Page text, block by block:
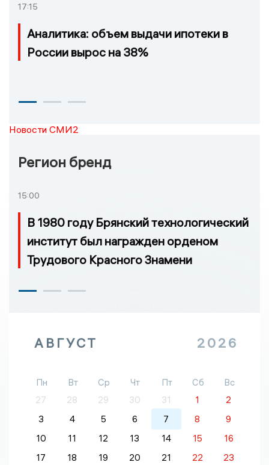
17:15
Аналитика: объем выдачи ипотеки в
России вырос на 38%
Новости СМИ2
Регион бренд
15:00
В 1980 году Брянский технологический
институт был награжден орденом
Трудового Красного Знамени
АВГУСТ 2026
Пн Вт Ср Чт Пт Сб
Вс
27
28 29 30 31 1
2
3
4 5 6 7 8
9
10
11 12 13 14 15
16
17
18 19 20 21 22
23